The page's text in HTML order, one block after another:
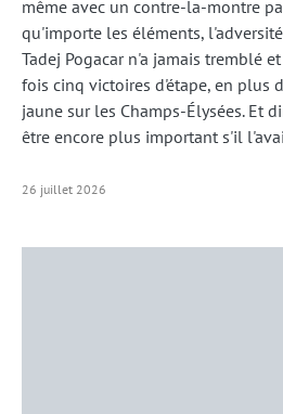
même avec un contre-la-montre
qu'importe les éléments,
Tadej Pogacar n'a jamais tremblé
fois cinq victoires d'étape, en plus
jaune sur les Champs-Élysées. Et
être encore plus important s'il
26 juillet 2026